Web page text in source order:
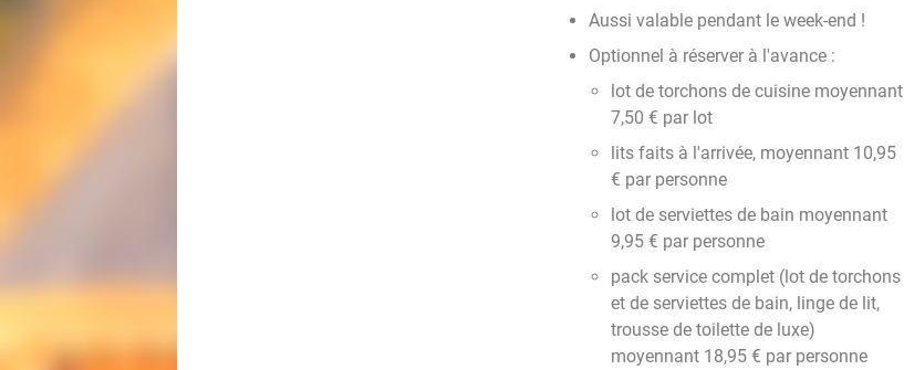
Aussi valable pendant le week-end !
Optionnel à réserver à l'avance :
lot de torchons de cuisine moyennant
7,50 € par lot
lits faits à l'arrivée, moyennant 10,95
€ par personne
lot de serviettes de bain moyennant
9,95 € par personne
pack service complet (lot de torchons
et de serviettes de bain, linge de lit,
trousse de toilette de luxe)
moyennant 18,95 € par personne